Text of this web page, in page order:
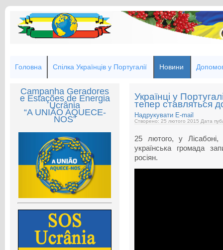
Головна Спілка Українців у Португалії Новини
Campanha Geradores
e Estações de Energia
Ucrânia
“A UNIÃO AQUECE-
NOS”
Українці у
тепер ставляться
Надрукувати E-mail
Створено: 25 лютого 2015 Дата
25 лютого, у Лісабоні,
українська громада
росіян.